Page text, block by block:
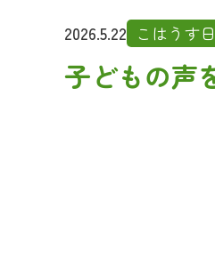
2026.5.22 こはうす
子どもの声